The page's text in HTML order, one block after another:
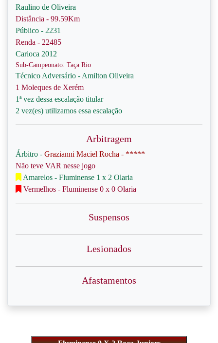
Raulino de Oliveira
Distância - 99.59Km
Público - 2231
Renda - 22485
Carioca 2012
Sub-Campeonato: Taça Rio
Técnico Adversário - Amilton Oliveira
1 Moleques de Xerém
1ª vez dessa escalação titular
2 vez(es) utilizamos essa escalação
Arbitragem
Árbitro - Grazianni Maciel Rocha - *****
Não teve VAR nesse jogo
Amarelos - Fluminense 1 x 2 Olaria
Vermelhos - Fluminense 0 x 0 Olaria
Suspensos
Lesionados
Afastamentos